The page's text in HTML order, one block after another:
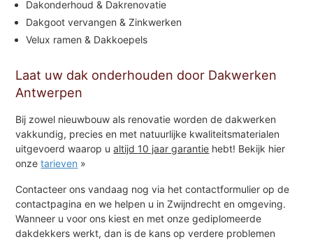
Dakonderhoud & Dakrenovatie
Dakgoot vervangen & Zinkwerken
Velux ramen & Dakkoepels
Laat uw dak onderhouden door Dakwerken
Antwerpen
Bij zowel nieuwbouw als renovatie worden de dakwerken
vakkundig, precies en met natuurlijke kwaliteitsmaterialen
uitgevoerd waarop ualtijd 10 jaar garantie hebt! Bekijk hier
onzetarieven »
Contacteer ons vandaag nog via het contactformulier op de
contactpagina en we helpen u in Zwijndrecht en omgeving.
Wanneer u voor ons kiest en met onze gediplomeerde
dakdekkers werkt, dan is de kans op verdere problemen